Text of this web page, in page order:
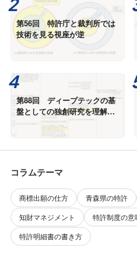
第56回 特許庁と裁判所では
技術を見る視座が逆
第88回 ディープテックの基
盤としての独創研究を理解
し、改良研究との違いを識別
するのが大学教授の責務であ
コラムテーマ
商標出願の仕方 青森県の特許
知財マネジメント
特許制度の意
特許明細書の書き方